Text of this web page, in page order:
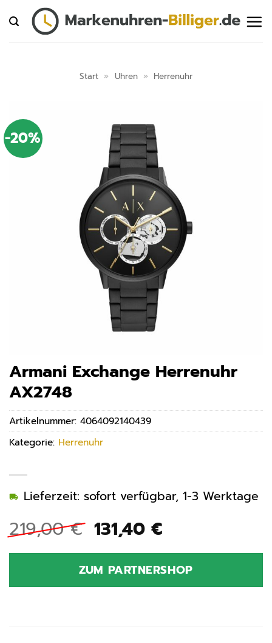
Inhalt
springen
Start » Uhren » Herrenuhr
-20%
Armani Exchange Herrenuhr
AX2748
219,00€ Ursprünglicher
Preis
war:
219,00 €
131,40 €Aktueller
ist:
131,40 €.
Lieferzeit: sofort verfügbar, 1-3 Werktage
ZUM PARTNERSHOP
Artikelnummer: 4064092140439
Kategorie: Herrenuhr